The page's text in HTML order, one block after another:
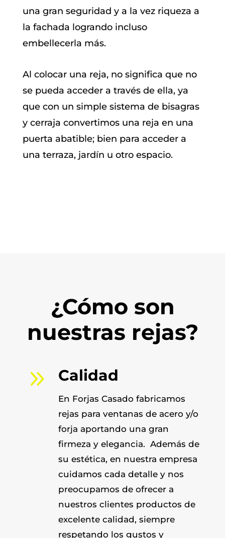
una gran seguridad y a la vez riqueza a
la fachada logrando incluso
embellecerla más.
Al colocar una reja, no significa que no
se pueda acceder a través de ella, ya
que con un simple sistema de bisagras
y cerraja convertimos una reja en una
puerta abatible; bien para acceder a
una terraza, jardín u otro espacio.
¿Cómo son
nuestras rejas?
9 Calidad
En Forjas Casado fabricamos
rejas para ventanas de acero y/o
forja aportando una gran
firmeza y elegancia. Además de
su estética, en nuestra empresa
cuidamos cada detalle y nos
preocupamos de ofrecer a
nuestros clientes productos de
excelente calidad, siempre
respetando los gustos y